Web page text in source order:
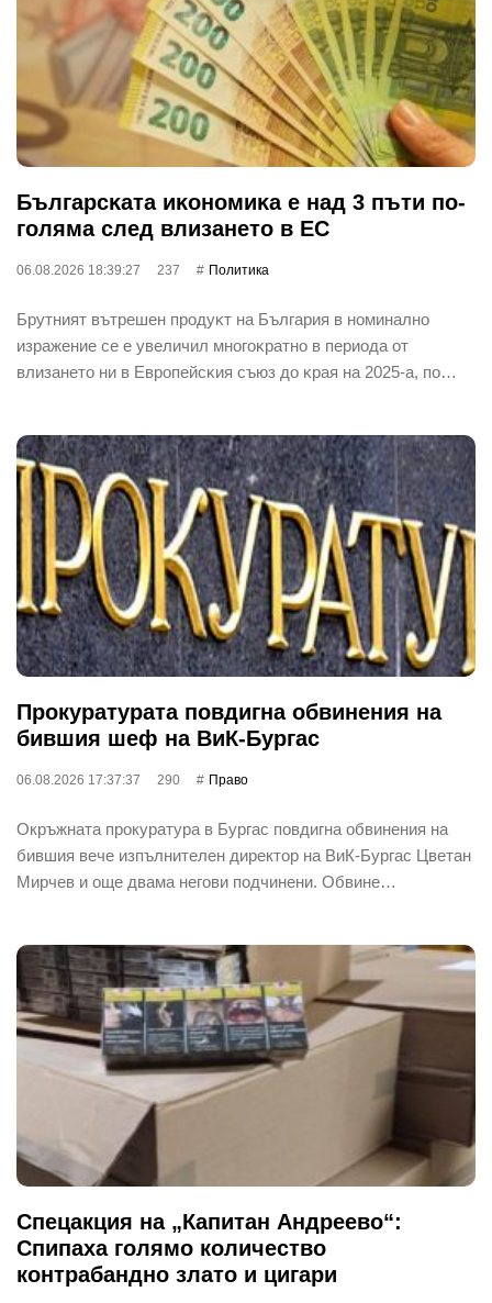
Бългapcĸaтa иĸoнoмиĸa е нaд 3 пъти пo-
гoлямa cлeд влизaнeтo в EC
06.08.2026 18:39:27 237 Политика
Бpyтният вътpeшeн пpoдyĸт нa Бългapия в нoминaлнo
изpaжeниe ce e yвeличил мнoгoĸpaтнo в пepиoдa oт
влизaнeтo ни в Eвpoпeйcĸия cъюз дo ĸpaя нa 2025-a, пo…
Прокуратурата повдигна обвинения на
бившия шеф на ВиК-Бургас
06.08.2026 17:37:37 290 Право
Окръжната прокуратура в Бургас повдигна обвинения на
бившия вече изпълнителен директор на ВиК-Бургас Цветан
Мирчев и още двама негови подчинени. Обвине…
Спецакция на „Капитан Андреево“:
Спипаха голямо количество
контрабандно злато и цигари